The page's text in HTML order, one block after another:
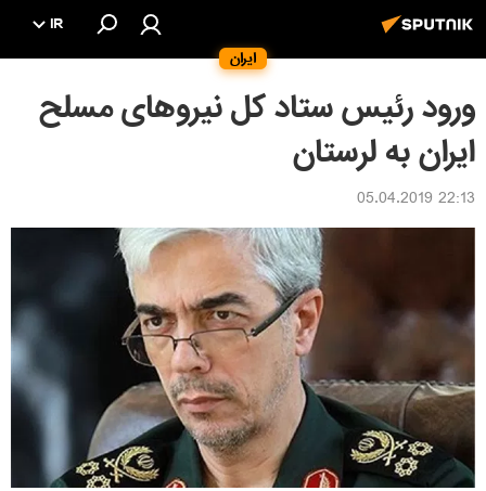
ایران
IR
ورود رئیس ستاد کل نیروهای مسلح
ایران به لرستان
22:13 05.04.2019